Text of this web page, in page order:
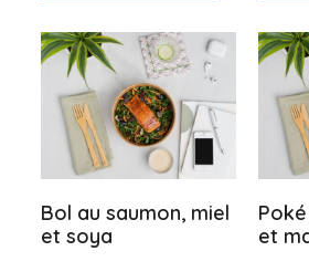
Bol au saumon, miel
et soya
et